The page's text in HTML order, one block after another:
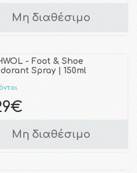
Μη διαθέσιμο
- Foot & Shoe
Spray | 150ml
Μη διαθέσιμο